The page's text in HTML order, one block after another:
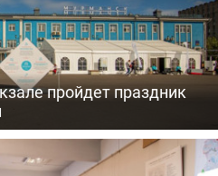
пройдет праздник